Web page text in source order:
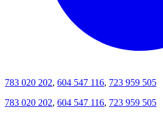
783 020 202, 604 547 116, 723 959 505
783 020 202, 604 547 116, 723 959 505